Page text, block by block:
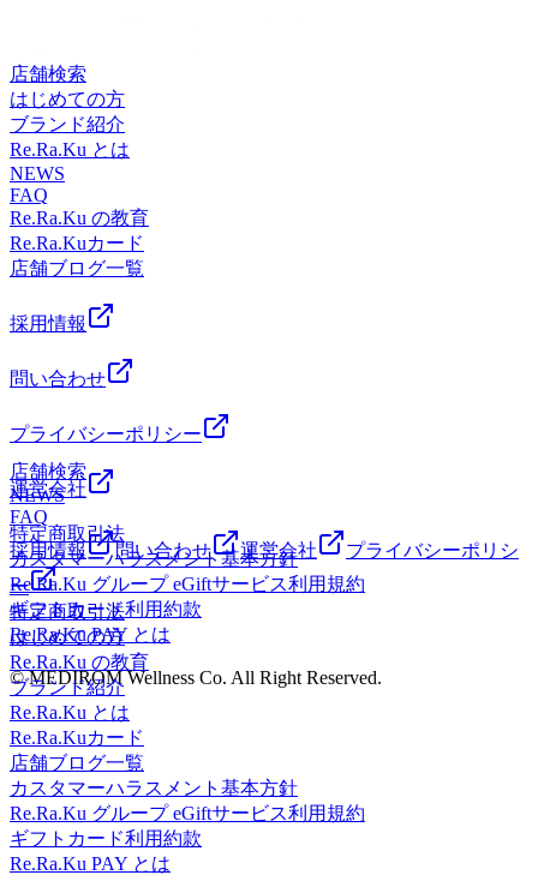
活JR線 中央線 京王線 京王井の頭線 サンロード商店街武蔵
野市 吉祥寺 男性スタッフ 女性スタッフ==
こともあります。毎日の生活習慣を少し見直すだけでも、疲
れにくい身体づくりにつながります。ですが、筋肉の深い部
分の緊張や、自分では届かないお尻・肩甲骨まわりなどは、
セルフケアだけでは十分にほぐせないこともあります。疲れ
を我慢し続けると、身体は無意識のうちに力が入り、それが
新たな疲れにつながることもあります。「最近疲れが抜けな
いな…」 「身体が重い日が続いているな…」そんな時は、
一人で頑張りすぎず、ぜひ私たちにお任せください😊お身
体の状態に合わせて全身を丁寧にほぐし、毎日を少しでも快
来店を心よりお待ちしております🌿✨ ～～～～～*～～～～
～*～～～～～*～～～～～*～～～～～*～～～～～*～～～
～～*～～～～～本日 7 / 27 ( 月 )の予約状況です。16時～21
時までいつでもご予約頂けます。最終受付は20時20分です。
このお時間からですと30分のコースのみお受けいただけます
のでご了承ください。予約状況は変動する可能性がございま
す。お電話かオンラインでのご予約をおすすめいたします。
スタッフ一同、ご来店を心よりお待ちしております。==リ
ラク Re.Ra.Ku 吉祥寺店東京都武蔵野市吉祥寺本町1-13-1 板
谷ビル 4F平日11:00～21:00(最終受付20:20)土日祝11:00～
20:00(最終受付19:20)マッサージ のように気持ちいい ボディ
ケアリラクゼーションフットケア ハンドケア 肩甲骨 ストレ
ッチ 腸活JR線 中央線 京王線 京王井の頭線 サンロード商店
街武蔵野市 吉祥寺 男性スタッフ 女性スタッフ==
ただけますのでご了承ください。予約状況は変動する可能性
がございます。お電話かオンラインでのご予約をおすすめい
たします。スタッフ一同、ご来店を心よりお待ちしておりま
す。==リラク Re.Ra.Ku 吉祥寺店東京都武蔵野市吉祥寺本町
1-13-1 板谷ビル 4F平日11:00～21:00(最終受付20:20)土日祝
11:00～20:00(最終受付19:20)マッサージ のように気持ちいい
ボディケアリラクゼーションフットケア ハンドケア 肩甲骨
ストレッチ 腸活JR線 中央線 京王線 京王井の頭線 サンロー
ド商店街武蔵野市 吉祥寺 男性スタッフ 女性スタッフ==
～～～～～*～～～～～*～～～～～本日６/25(木)の予約状況
です。16時40分～ご予約いただけます。最終受付は19時20分
です。このお時間からですと30分のコースのみお受けいただ
けますのでご了承ください。予約状況は変動する可能性がご
ざいます。お電話かオンラインでのご予約をおすすめいたし
ます。スタッフ一同、ご来店を心よりお待ちしております。
==リラク Re.Ra.Ku 吉祥寺店東京都武蔵野市吉祥寺本町1-13-
1 板谷ビル 4F平日11:00～21:00(最終受付20:20)土日祝11:00～
20:00(最終受付19:20)マッサージ のように気持ちいい ボディ
ケアリラクゼーションフットケア ハンドケア 肩甲骨 ストレ
ッチ 腸活JR線 中央線 京王線 京王井の頭線 サンロード商店
街武蔵野市 吉祥寺 男性スタッフ 女性スタッフ==
るチャンスです。金曜日に身体を整えておくと、週末をより
快適に過ごしやすくなります。ゆっくり身体をほぐすこと
で、・全身の緊張が和らぐ・リラックスしやすくなる・気分
もリフレッシュしやすくなるなど、心身共にリセットする時
間になります。本格的な夏を元気に過ごすために。これから
も暑い日が続きます。疲れを溜め込む前に、ご自身の身体を
労わる時間を作ってみませんか。～～～～～＊～～～～～＊
～～～～～＊～～～～～＊～～～～～＊～～～～～＊～～～
～～＊～～～～～本日7/24(金)の予約状況です。13：30～
ざいます。お電話かオンラインでのご予約をおすすめいたし
==リラク Re.Ra.Ku 吉祥寺店東京都武蔵野市吉祥寺本町1-13-
20:00(最終受付19:20)マッサージ のように気持ちいい ボディ
ケアリラクゼーションフットケア ハンドケア 肩甲骨 ストレ
ッチ 腸活JR線 中央線 京王線 京王井の頭線 サンロード商店
街武蔵野市 吉祥寺 男性スタッフ 女性スタッフ==
店舗検索
はじめての方
ブランド紹介
Re.Ra.Ku とは
NEWS
FAQ
Re.Ra.Ku の教育
Re.Ra.Kuカード
店舗ブログ一覧
採用情報
問い合わせ
プライバシーポリシー
運営会社
特定商取引法
カスタマーハラスメント基本方針
Re.Ra.Ku グループ eGiftサービス利用規約
ギフトカード利用約款
Re.Ra.Ku PAY とは
© MEDIROM Wellness Co. All Right Reserved.
店舗検索
NEWS
FAQ
採用情報
問い合わせ 運営会社
プライバシーポリシ
ー
特定商取引法
はじめての方
Re.Ra.Ku の教育
ブランド紹介
Re.Ra.Ku とは
Re.Ra.Kuカード
店舗ブログ一覧
カスタマーハラスメント基本方針
Re.Ra.Ku グループ eGiftサービス利用規約
ギフトカード利用約款
Re.Ra.Ku PAY とは